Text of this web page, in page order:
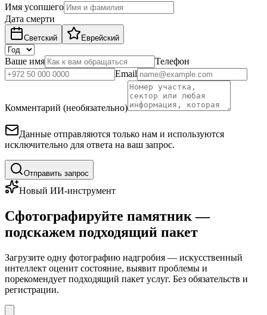
Имя усопшего
Дата смерти
Светский Еврейский
Ваше имя
Телефон
Email
Комментарий (необязательно)
Данные отправляются только нам и используются
исключительно для ответа на ваш запрос.
Отправить запрос
Новый ИИ-инструмент
Сфотографируйте памятник —
подскажем подходящий пакет
Загрузите одну фотографию надгробия — искусственный
интеллект оценит состояние, выявит проблемы и
порекомендует подходящий пакет услуг. Без обязательств и
регистрации.